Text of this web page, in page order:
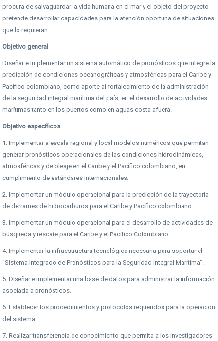
procura de salvaguardar la vida humana en el mar y el objeto del proyecto
pretende desarrollar capacidades para la atención oportuna de situaciones
que lo requieran.
Objetivo general
Diseñar e implementar un sistema automático de pronósticos que integre la
predicción de condiciones oceanográficas y atmosféricas para el Caribe y
Pacífico colombiano, como aporte al fortalecimiento de la administración
de la seguridad integral marítima del país, en el desarrollo de actividades
marítimas tanto en los puertos como en aguas costa afuera.
Objetivo específicos
1. Implementar a escala regional y local modelos numéricos que permitan
generar pronósticos operacionales de las condiciones hidrodinámicas,
atmosféricas y de oleaje en el Caribe y el Pacífico colombiano, en
cumplimiento de estándares internacionales.
2. Implementar un módulo operacional para la predicción de la trayectoria
de derrames de hidrocarburos para el Caribe y Pacífico colombiano.
3. Implementar un módulo operacional para el desarrollo de actividades de
búsqueda y rescate para el Caribe y el Pacífico Colombiano.
4. Implementar la infraestructura tecnológica necesaria para soportar el
“Sistema Integrado de Pronósticos para la Seguridad Integral Marítima”.
5. Diseñar e implementar una base de datos para administrar la información
asociada a pronósticos.
6. Establecer los procedimientos y protocolos requeridos para la operación
del sistema.
7. Realizar transferencia de conocimiento que permita a los investigadores